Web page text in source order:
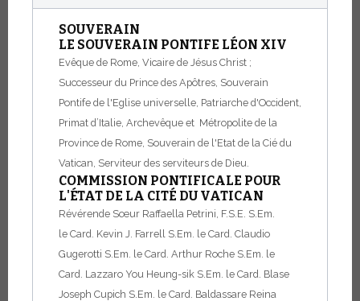
SOUVERAIN
LE SOUVERAIN PONTIFE LÉON XIV
Evêque de Rome, Vicaire de Jésus Christ ;
Successeur du Prince des Apôtres, Souverain
Pontife de l'Eglise universelle, Patriarche d'Occident,
Primat d’Italie, Archevêque et Métropolite de la
Province de Rome, Souverain de l'Etat de la Cié du
Vatican, Serviteur des serviteurs de Dieu.
COMMISSION PONTIFICALE POUR
L'ÉTAT DE LA CITÉ DU VATICAN
Révérende Sœur Raffaella Petrini, F.S.E. S.Em.
le Card. Kevin J. Farrell
S.Em. le Card. Claudio
Gugerotti S.Em. le Card. Arthur Roche S.Em. le
Card. Lazzaro You Heung-sik S.Em. le Card. Blase
Joseph Cupich S.Em. le Card. Baldassare Reina